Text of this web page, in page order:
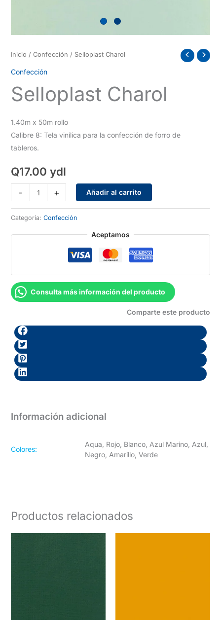
Inicio / Confección / Selloplast Charol
Confección
Selloplast Charol
1.40m x 50m rollo
Calibre 8: Tela vinílica para la confección de forro de
tableros.
Q17.00 ydl
-
Selloplast
Charol
cantidad
+ Añadir al carrito
Categoría: Confección
Aceptamos
Consulta más información del producto
Comparte este producto
Información adicional
Colores:
Aqua, Rojo, Blanco, Azul Marino, Azul,
Negro, Amarillo, Verde
Productos relacionados